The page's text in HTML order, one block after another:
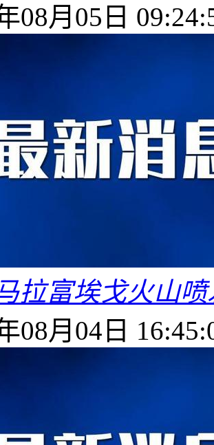
08月05日
拉富埃戈火山
08月04日